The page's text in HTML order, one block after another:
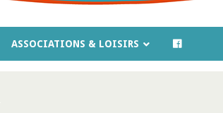
ASSOCIATIONS & LOISIRS